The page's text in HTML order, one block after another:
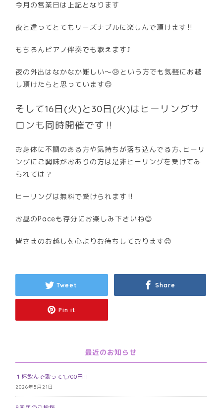
今月の営業日は上記となります
夜と違ってとてもリーズナブルに楽しんで頂けます‼️
もちろんピアノ伴奏でも歌えます⤴️
夜の外出はなかなか難しい～😥という方でも気軽にお越
し頂けたらと思っています😊
そして16日(火)と30日(火)はヒーリングサ
ロンも同時開催です‼️
お身体に不調のある方や気持ちが落ち込んでる方､ヒーリ
ングにご興味がおありの方は是非ヒーリングを受けてみ
られては？
ヒーリングは無料で受けられます‼️
お昼のPaceも存分にお楽しみ下さいね😊
皆さまのお越しを心よりお待ちしております😊
Tweet Share
Pin it
最近のお知らせ
１杯飲んで歌って1,700円‼️
2026年5月21日